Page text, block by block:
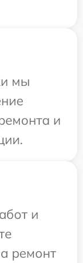
мы
и
и
ремонт